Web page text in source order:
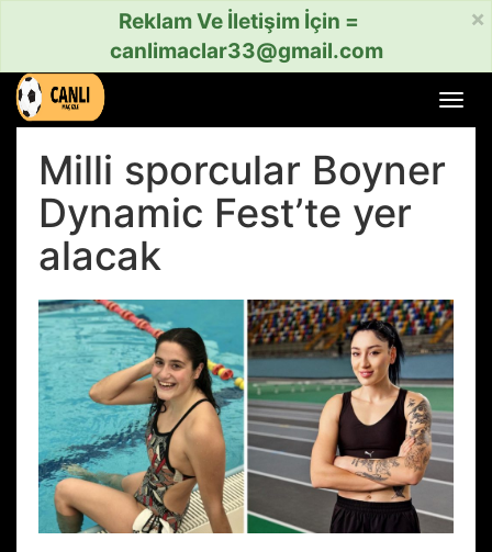
×
Reklam Ve İletişim İçin =
canlimaclar33@gmail.com
aç
Milli sporcular Boyner
Dynamic Fest’te yer
alacak